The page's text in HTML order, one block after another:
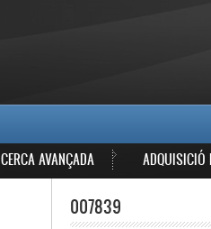
CERCA AVANÇADA ADQUISICIÓ
007839